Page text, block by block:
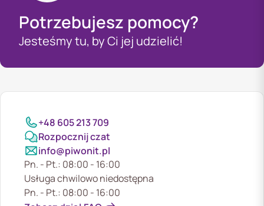
Potrzebujesz pomocy?
Jesteśmy tu, by Ci jej udzielić!
+48 605 213 709
Rozpocznij czat
info@piwonit.pl
Pn. - Pt.: 08:00 - 16:00
Usługa chwilowo niedostępna
Pn. - Pt.: 08:00 - 16:00